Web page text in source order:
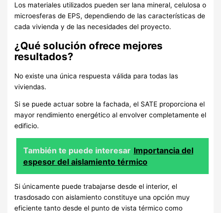
Los materiales utilizados pueden ser lana mineral, celulosa o
microesferas de EPS, dependiendo de las características de
cada vivienda y de las necesidades del proyecto.
¿Qué solución ofrece mejores
resultados?
No existe una única respuesta válida para todas las
viviendas.
Si se puede actuar sobre la fachada, el SATE proporciona el
mayor rendimiento energético al envolver completamente el
edificio.
También te puede interesar Importancia del
espesor del aislamiento térmico
Si únicamente puede trabajarse desde el interior, el
trasdosado con aislamiento constituye una opción muy
eficiente tanto desde el punto de vista térmico como